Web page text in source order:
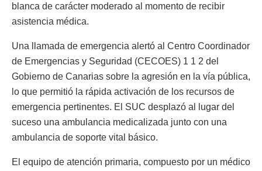
blanca de carácter moderado al momento de recibir
asistencia médica.
Una llamada de emergencia alertó al Centro Coordinador
de Emergencias y Seguridad (CECOES) 1 1 2 del
Gobierno de Canarias sobre la agresión en la vía pública,
lo que permitió la rápida activación de los recursos de
emergencia pertinentes. El SUC desplazó al lugar del
suceso una ambulancia medicalizada junto con una
ambulancia de soporte vital básico.
El equipo de atención primaria, compuesto por un médico